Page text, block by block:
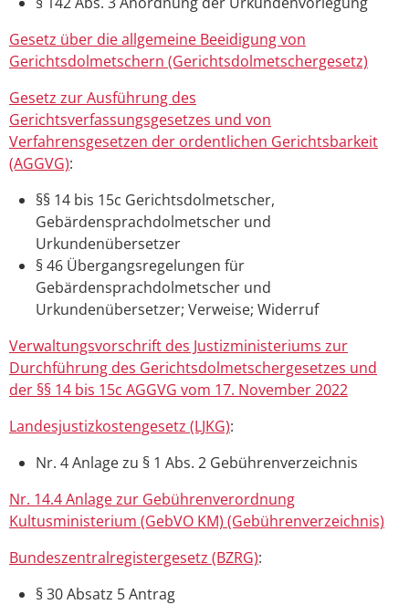
Gesetz über die allgemeine Beeidigung von
Gerichtsdolmetschern (Gerichtsdolmetschergesetz)
Gesetz zur Ausführung des
Gerichtsverfassungsgesetzes und von
Verfahrensgesetzen der ordentlichen Gerichtsbarkeit
(AGGVG):
§§ 14 bis 15c Gerichtsdolmetscher,
Gebärdensprachdolmetscher und
Urkundenübersetzer
§ 46 Übergangsregelungen für
Gebärdensprachdolmetscher und
Urkundenübersetzer; Verweise; Widerruf
Verwaltungsvorschrift des Justizministeriums zur
Durchführung des Gerichtsdolmetschergesetzes und
der §§ 14 bis 15c AGGVG vom 17. November 2022
Landesjustizkostengesetz (LJKG):
Nr. 4 Anlage zu § 1 Abs. 2 Gebührenverzeichnis
Nr. 14.4 Anlage zur Gebührenverordnung
Kultusministerium (GebVO KM) (Gebührenverzeichnis)
Bundeszentralregistergesetz (BZRG):
§ 30 Absatz 5 Antrag